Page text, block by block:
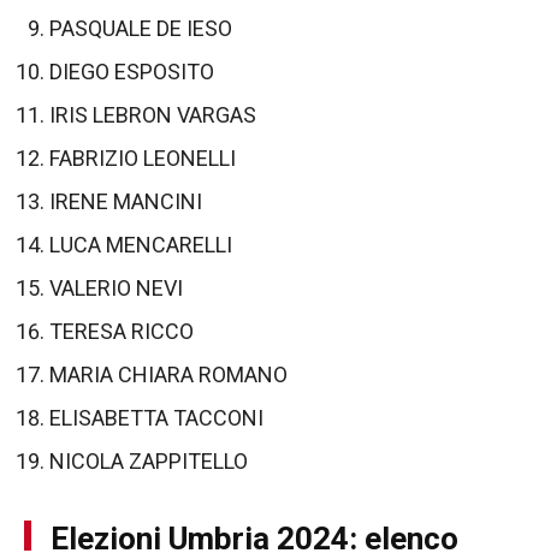
PASQUALE DE IESO
DIEGO ESPOSITO
IRIS LEBRON VARGAS
FABRIZIO LEONELLI
IRENE MANCINI
LUCA MENCARELLI
VALERIO NEVI
TERESA RICCO
MARIA CHIARA ROMANO
ELISABETTA TACCONI
NICOLA ZAPPITELLO
Elezioni Umbria 2024: elenco